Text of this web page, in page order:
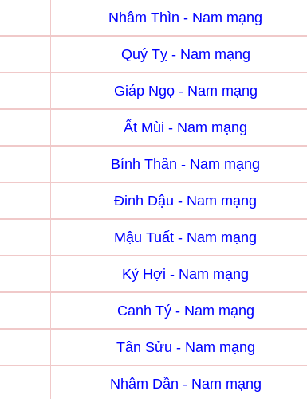
Nhâm Thìn - Nam mạng
Quý Tỵ - Nam mạng
Giáp Ngọ - Nam mạng
Ất Mùi - Nam mạng
Bính Thân - Nam mạng
Đinh Dậu - Nam mạng
Mậu Tuất - Nam mạng
Kỷ Hợi - Nam mạng
Canh Tý - Nam mạng
Tân Sửu - Nam mạng
Nhâm Dần - Nam mạng